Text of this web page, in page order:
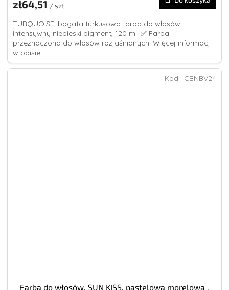
wynosi
na
5
gwiazdek.
zł64,51 / szt
TURQUOISE, bogata turkusowa farba do włosów,
intensywny niebieski pigment, 120 ml. ✅ Farba
przeznaczona do włosów rozjaśnianych. Więcej informacji
w opisie.
Farba do włosów, SUN KISS, pastelowa morelowa ,
Kod : CBNBV24